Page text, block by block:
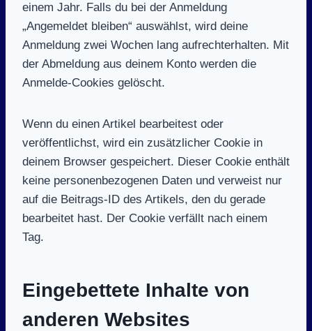
einem Jahr. Falls du bei der Anmeldung
„Angemeldet bleiben“ auswählst, wird deine
Anmeldung zwei Wochen lang aufrechterhalten. Mit
der Abmeldung aus deinem Konto werden die
Anmelde-Cookies gelöscht.
Wenn du einen Artikel bearbeitest oder
veröffentlichst, wird ein zusätzlicher Cookie in
deinem Browser gespeichert. Dieser Cookie enthält
keine personenbezogenen Daten und verweist nur
auf die Beitrags-ID des Artikels, den du gerade
bearbeitet hast. Der Cookie verfällt nach einem
Tag.
Eingebettete Inhalte von
anderen Websites